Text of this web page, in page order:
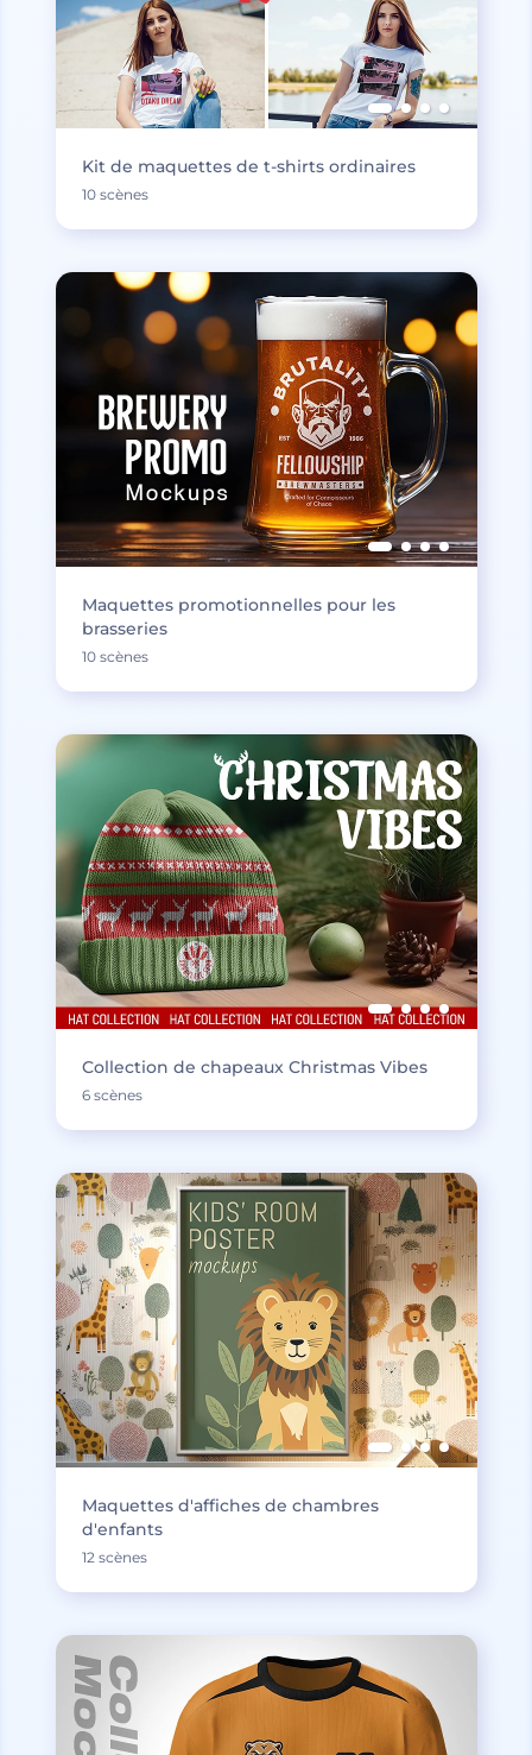
Kit de maquettes de t-shirts ordinaires
10 scènes
Maquettes promotionnelles pour les
brasseries
10 scènes
Collection de chapeaux Christmas Vibes
6 scènes
Maquettes d'affiches de chambres
d'enfants
12 scènes